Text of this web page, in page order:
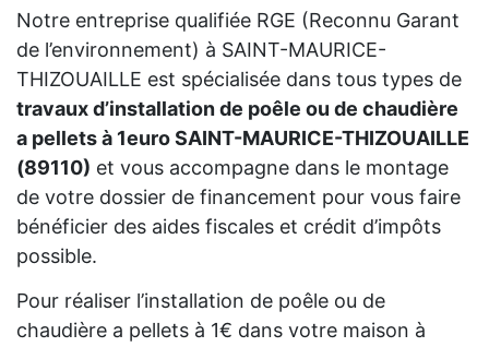
Notre entreprise qualifiée RGE (Reconnu Garant
de l’environnement) à SAINT-MAURICE-
THIZOUAILLE est spécialisée dans tous types de
travaux d’installation de poêle ou de chaudière
a pellets à 1euro SAINT-MAURICE-THIZOUAILLE
(89110) et vous accompagne dans le montage
de votre dossier de financement pour vous faire
bénéficier des aides fiscales et crédit d’impôts
possible.
Pour réaliser l’installation de poêle ou de
chaudière a pellets à 1€ dans votre maison à